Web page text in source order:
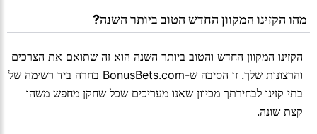
הקזינו המקוון החדש והטוב ביותר השנה הוא זה שתואם את הצרכים
והרצונות שלך. זו הסיבה ש-BonusBets.com בחרה ביד רשימה של
בתי קזינו לבחירתך מכיוון שאנו מעריכים שכל שחקן מחפש משהו
קצת שונה.